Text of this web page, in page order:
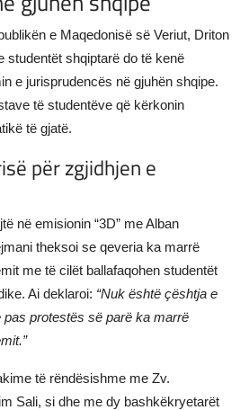
e Maqedonisë së Veriut, Driton
studentët shqiptarë do të kenë
e jurisprudencës në gjuhën shqipe.
të studentëve që kërkonin
të gjatë.
për zgjidhjen e
në emisionin “3D” me Alban
theksoi se qeveria ka marrë
me të cilët ballafaqohen studentët
Ai deklaroi: “Nuk është çështja e
protestës së parë ka marrë
të rëndësishme me Zv.
Sali, si dhe me dy bashkëkryetarët